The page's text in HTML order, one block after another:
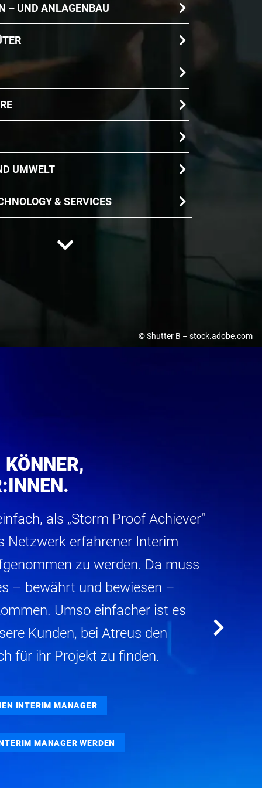
© Shutter B – stock.adobe.com
– UND ANLAGENBAU
UMWELT
& SERVICES
UND PRIVATE EQUITY
als „Storm Proof Achiever“
Netzwerk erfahrener Interim
zu werden. Da muss
– bewährt und bewiesen –
Umso einfacher ist es
Kunden, bei Atreus den
für ihr Projekt zu finden.
INTERIM MANAGER
MANAGER WERDEN